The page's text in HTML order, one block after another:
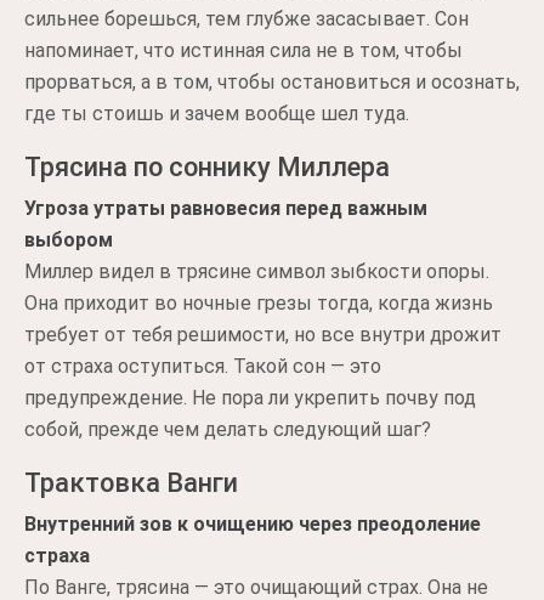
сильнее борешься, тем глубже засасывает. Сон
напоминает, что истинная сила не в том, чтобы
прорваться, а в том, чтобы остановиться и осознать,
где ты стоишь и зачем вообще шел туда.
Трясина по соннику Миллера
Угроза утраты равновесия перед важным
выбором
Миллер видел в трясине символ зыбкости опоры.
Она приходит во ночные грезы тогда, когда жизнь
требует от тебя решимости, но все внутри дрожит
от страха оступиться. Такой сон — это
предупреждение. Не пора ли укрепить почву под
собой, прежде чем делать следующий шаг?
Трактовка Ванги
Внутренний зов к очищению через преодоление
страха
По Ванге, трясина — это очищающий страх. Она не